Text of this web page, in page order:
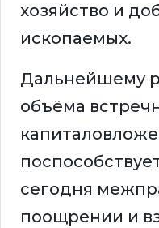
хозяйство и
ископаемых.
Дальнейшему
объёма
сегодня
поощрении и